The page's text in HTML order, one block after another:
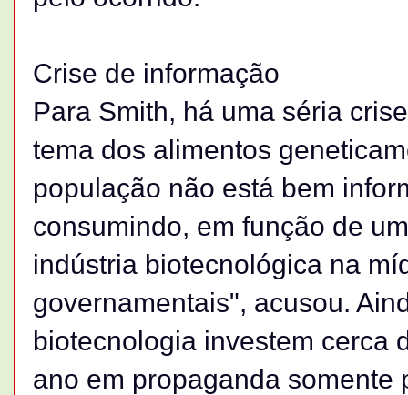
Crise de informação
Para Smith, há uma séria
tema dos alimentos
população não está bem
consumindo, em função de
indústria biotecnológica na
governamentais", acusou.
biotecnologia investem cerca
ano em propaganda somente